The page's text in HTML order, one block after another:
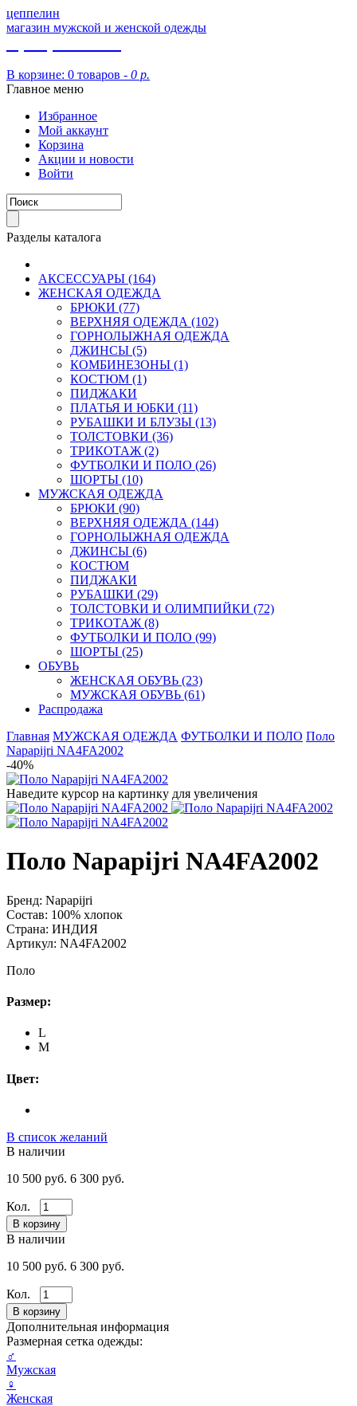
цеппелин
магазин мужской и женской одежды
В корзине: 0 товаров - 0 р.
Главное меню
Избранное
Мой аккаунт
Корзина
Акции и новости
Войти
Разделы каталога
АКСЕССУАРЫ (164)
ЖЕНСКАЯ ОДЕЖДА
БРЮКИ (77)
ВЕРХНЯЯ ОДЕЖДА (102)
ГОРНОЛЫЖНАЯ ОДЕЖДА
ДЖИНСЫ (5)
КОМБИНЕЗОНЫ (1)
КОСТЮМ (1)
ПИДЖАКИ
ПЛАТЬЯ И ЮБКИ (11)
РУБАШКИ И БЛУЗЫ (13)
ТОЛСТОВКИ (36)
ТРИКОТАЖ (2)
ФУТБОЛКИ И ПОЛО (26)
ШОРТЫ (10)
МУЖСКАЯ ОДЕЖДА
БРЮКИ (90)
ВЕРХНЯЯ ОДЕЖДА (144)
ГОРНОЛЫЖНАЯ ОДЕЖДА
ДЖИНСЫ (6)
КОСТЮМ
ПИДЖАКИ
РУБАШКИ (29)
ТОЛСТОВКИ И ОЛИМПИЙКИ (72)
ТРИКОТАЖ (8)
ФУТБОЛКИ И ПОЛО (99)
ШОРТЫ (25)
ОБУВЬ
ЖЕНСКАЯ ОБУВЬ (23)
МУЖСКАЯ ОБУВЬ (61)
Распродажа
Главная МУЖСКАЯ ОДЕЖДА ФУТБОЛКИ И ПОЛО Поло
Napapijri NA4FA2002
-40%
Наведите курсор на картинку для увеличения
Поло Napapijri NA4FA2002
Бренд: Napapijri
Состав: 100% хлопок
Страна: ИНДИЯ
Артикул: NA4FA2002
Поло
Размер:
L
M
Цвет:
В список желаний
В наличии
10 500 руб. 6 300 руб.
Кол.
В наличии
10 500 руб. 6 300 руб.
Кол.
Дополнительная информация
Размерная сетка одежды:
♂
Мужская
♀
Женская